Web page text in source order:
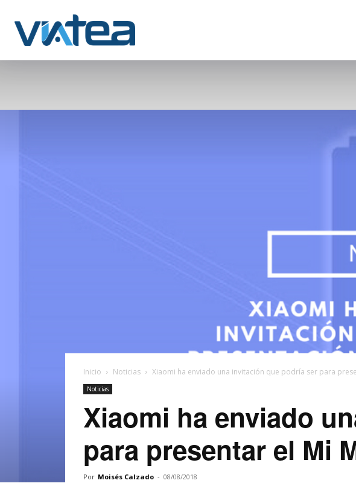
Inicio Noticias Xiaomi ha enviado una invitación que podría ser para
Noticias
Xiaomi ha enviado
para presentar el Mi
Por Moisés Calzado - 08/08/2018